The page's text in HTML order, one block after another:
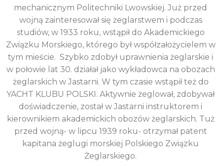
mechanicznym Politechniki Lwowskiej. Już przed
wojną zainteresował się żeglarstwem i podczas
studiów, w 1933 roku, wstąpił do Akademickiego
Związku Morskiego, którego był współzałożycielem w
tym mieście. Szybko zdobył uprawnienia żeglarskie i
w połowie lat 30. działał jako wykładowca na obozach
żeglarskich w Jastarni. W tym czasie wstąpił też do
YACHT KLUBU POLSKI. Aktywnie żeglował, zdobywał
doświadczenie, został w Jastarni instruktorem i
kierownikiem akademickich obozów żeglarskich. Tuż
przed wojną- w lipcu 1939 roku- otrzymał patent
kapitana żeglugi morskiej Polskiego Związku
Żeglarskiego.